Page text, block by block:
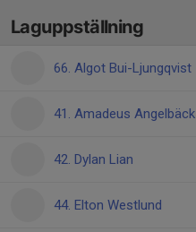
Laguppställning
66. Algot Bui-Ljungqvist
41. Amadeus Angelbäck
42. Dylan Lian
44. Elton Westlund